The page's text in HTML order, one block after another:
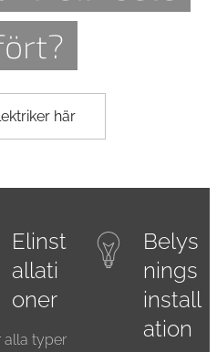
här
Elinst
allati
oner
alla typer
Belys
nings
install
ation